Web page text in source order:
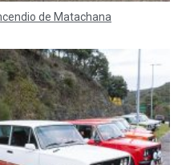
de Matachana